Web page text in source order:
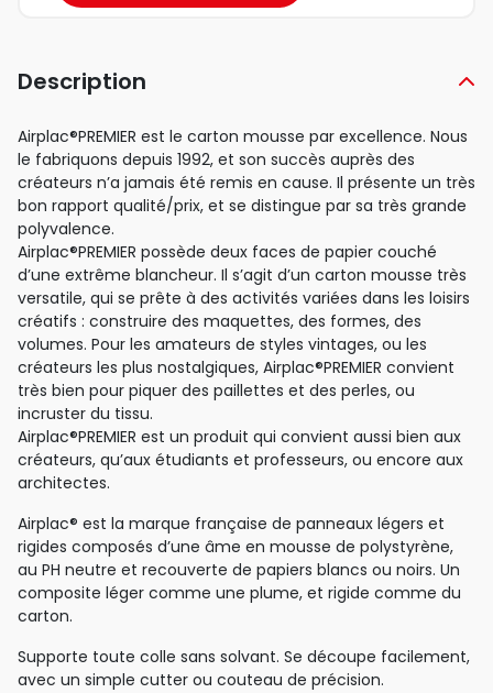
Description
Airplac®PREMIER est le carton mousse par excellence. Nous
le fabriquons depuis 1992, et son succès auprès des
créateurs n’a jamais été remis en cause. Il présente un très
bon rapport qualité/prix, et se distingue par sa très grande
polyvalence.
Airplac®PREMIER possède deux faces de papier couché
d’une extrême blancheur. Il s’agit d’un carton mousse très
versatile, qui se prête à des activités variées dans les loisirs
créatifs : construire des maquettes, des formes, des
volumes. Pour les amateurs de styles vintages, ou les
créateurs les plus nostalgiques, Airplac®PREMIER convient
très bien pour piquer des paillettes et des perles, ou
incruster du tissu.
Airplac®PREMIER est un produit qui convient aussi bien aux
créateurs, qu’aux étudiants et professeurs, ou encore aux
architectes.
Airplac® est la marque française de panneaux légers et
rigides composés d’une âme en mousse de polystyrène,
au PH neutre et recouverte de papiers blancs ou noirs. Un
composite léger comme une plume, et rigide comme du
carton.
Supporte toute colle sans solvant. Se découpe facilement,
avec un simple cutter ou couteau de précision.